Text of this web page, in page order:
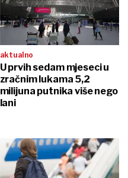
aktualno
U prvih sedam mjeseci u
zračnim lukama 5,2
milijuna putnika više nego
lani